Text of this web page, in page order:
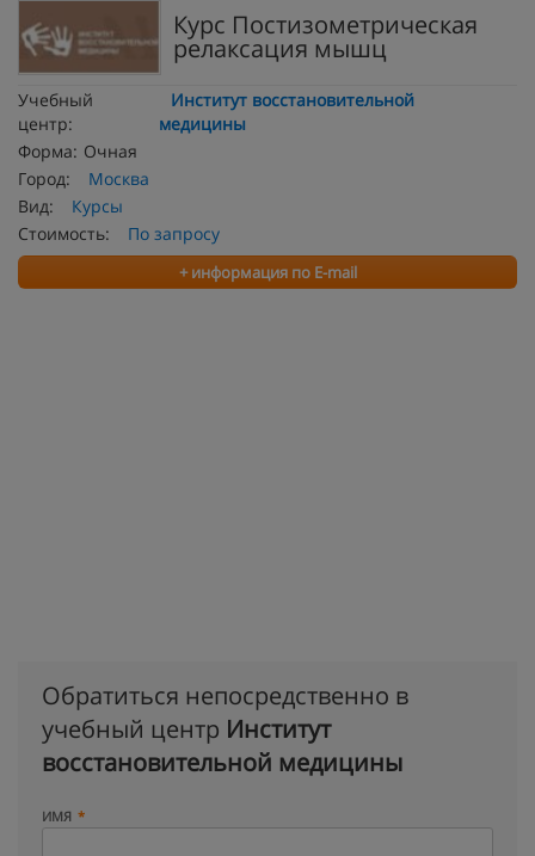
Курс Постизометрическая
релаксация мышц
Учебный
центр:
Институт восстановительной
медицины
Форма: Очная
Город:
Москва
Вид:
Курсы
Стоимость:
По запросу
+ информация по E-mail
Обратиться непосредственно в
учебный центр Институт
восстановительной медицины
ИМЯ